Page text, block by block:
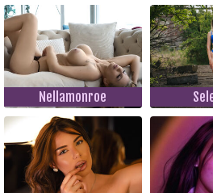
Nellamonroe